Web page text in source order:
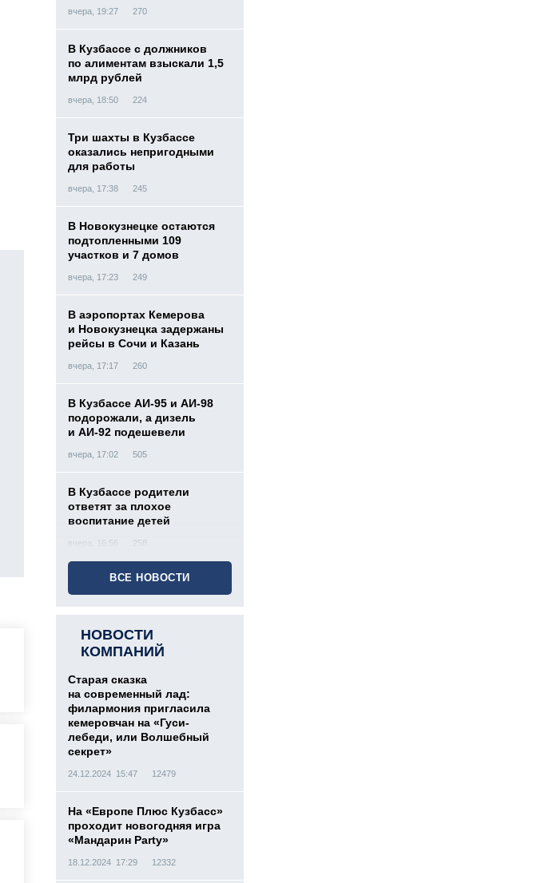
вчера, 19:27 270
В Кузбассе с должников
по алиментам взыскали 1,5
млрд рублей
вчера, 18:50 224
Три шахты в Кузбассе
оказались непригодными
для работы
вчера, 17:38 245
В Новокузнецке остаются
подтопленными 109
участков и 7 домов
вчера, 17:23 249
В аэропортах Кемерова
и Новокузнецка задержаны
рейсы в Сочи и Казань
вчера, 17:17 260
В Кузбассе АИ-95 и АИ-98
подорожали, а дизель
и АИ-92 подешевели
вчера, 17:02 505
В Кузбассе родители
ответят за плохое
воспитание детей
вчера, 16:56 258
ВСЕ НОВОСТИ
НОВОСТИ
КОМПАНИЙ
Старая сказка
на современный лад:
филармония пригласила
кемеровчан на «Гуси-
лебеди, или Волшебный
секрет»
24.12.2024 15:47 12479
На «Европе Плюс Кузбасс»
проходит новогодняя игра
«Мандарин Party»
18.12.2024 17:29 12332